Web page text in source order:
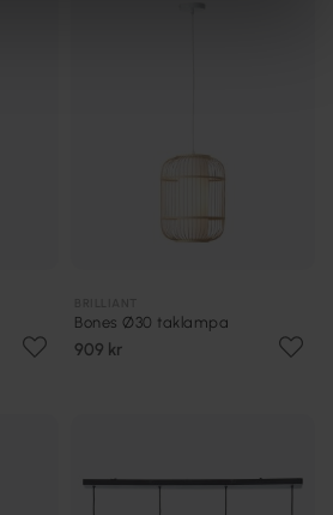
Bones Ø30 taklampa
909 kr